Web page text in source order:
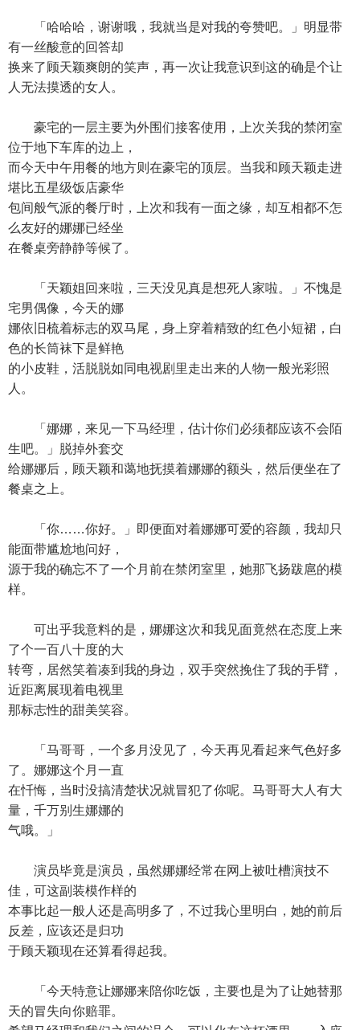
「哈哈哈，谢谢哦，我就当是对我的夸赞吧。」明显带
有一丝酸意的回答却
换来了顾天颖爽朗的笑声，再一次让我意识到这的确是个让
人无法摸透的女人。
豪宅的一层主要为外围们接客使用，上次关我的禁闭室
位于地下车库的边上，
而今天中午用餐的地方则在豪宅的顶层。当我和顾天颖走进
堪比五星级饭店豪华
包间般气派的餐厅时，上次和我有一面之缘，却互相都不怎
么友好的娜娜已经坐
在餐桌旁静静等候了。
「天颖姐回来啦，三天没见真是想死人家啦。」不愧是
宅男偶像，今天的娜
娜依旧梳着标志的双马尾，身上穿着精致的红色小短裙，白
色的长筒袜下是鲜艳
的小皮鞋，活脱脱如同电视剧里走出来的人物一般光彩照
人。
「娜娜，来见一下马经理，估计你们必须都应该不会陌
生吧。」脱掉外套交
给娜娜后，顾天颖和蔼地抚摸着娜娜的额头，然后便坐在了
餐桌之上。
「你……你好。」即便面对着娜娜可爱的容颜，我却只
能面带尴尬地问好，
源于我的确忘不了一个月前在禁闭室里，她那飞扬跋扈的模
样。
可出乎我意料的是，娜娜这次和我见面竟然在态度上来
了个一百八十度的大
转弯，居然笑着凑到我的身边，双手突然挽住了我的手臂，
近距离展现着电视里
那标志性的甜美笑容。
「马哥哥，一个多月没见了，今天再见看起来气色好多
了。娜娜这个月一直
在忏悔，当时没搞清楚状况就冒犯了你呢。马哥哥大人有大
量，千万别生娜娜的
气哦。」
演员毕竟是演员，虽然娜娜经常在网上被吐槽演技不
佳，可这副装模作样的
本事比起一般人还是高明多了，不过我心里明白，她的前后
反差，应该还是归功
于顾天颖现在还算看得起我。
「今天特意让娜娜来陪你吃饭，主要也是为了让她替那
天的冒失向你赔罪。